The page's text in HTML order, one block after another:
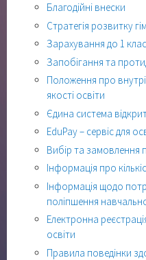
Благодійні внески
Стратегія розвитку
Зарахування до 1
Запобігання та
Положення про
якості освіти
Єдина система
EduPay – сервіс для
Вибір та замовлення
Інформація про
Інформація щодо
поліпшення
Електронна
освіти
Правила поведінки